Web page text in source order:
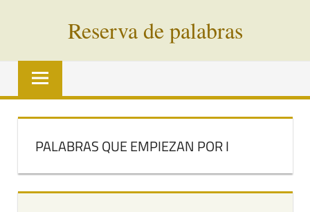
Reserva de palabras
Palabras
vías
PALABRAS QUE EMPIEZAN POR I